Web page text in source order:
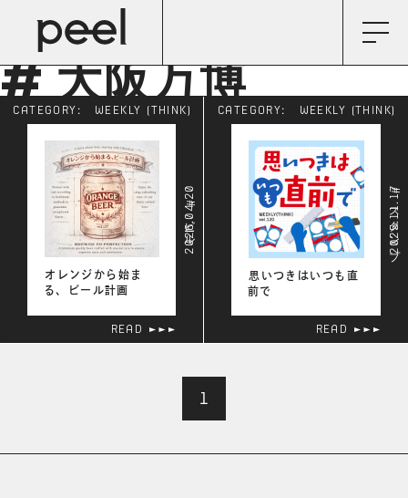
# 大阪万博
オレンジから始ま
る、ビール計画
CATEGORY: WEEKLY (THINK)
2026.04.20
# ビール
READ
思いつきはいつも直
前で
CATEGORY: WEEKLY (THINK)
2025.11.17
# スタンプ
READ
1